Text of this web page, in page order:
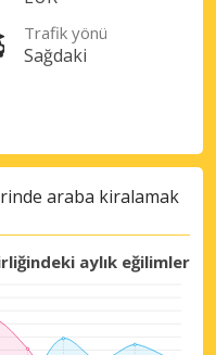
sağlayın
yap
Trafik yönü
Sağdaki
araba kiralamak
aylık eğilimler